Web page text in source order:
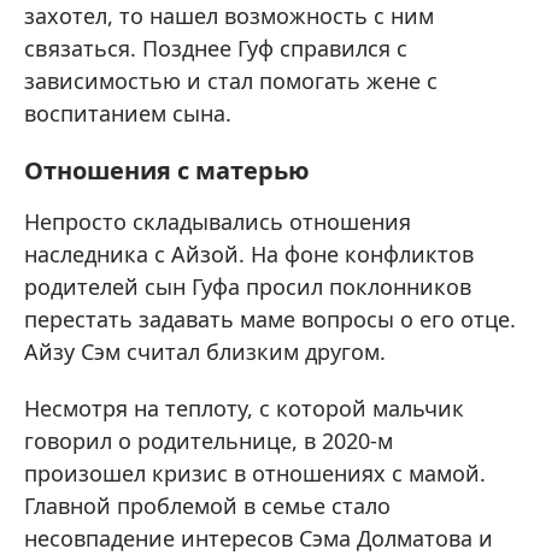
захотел, то нашел возможность с ним
связаться. Позднее Гуф справился с
зависимостью и стал помогать жене с
воспитанием сына.
Отношения с матерью
Непросто складывались отношения
наследника с Айзой. На фоне конфликтов
родителей сын Гуфа просил поклонников
перестать задавать маме вопросы о его отце.
Айзу Сэм считал близким другом.
Несмотря на теплоту, с которой мальчик
говорил о родительнице, в 2020-м
произошел кризис в отношениях с мамой.
Главной проблемой в семье стало
несовпадение интересов Сэма Долматова и